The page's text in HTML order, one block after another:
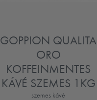
GOPPION QUALITA
ORO
KOFFEINMENTES
KÁVÉ SZEMES 1KG
szemes kávé